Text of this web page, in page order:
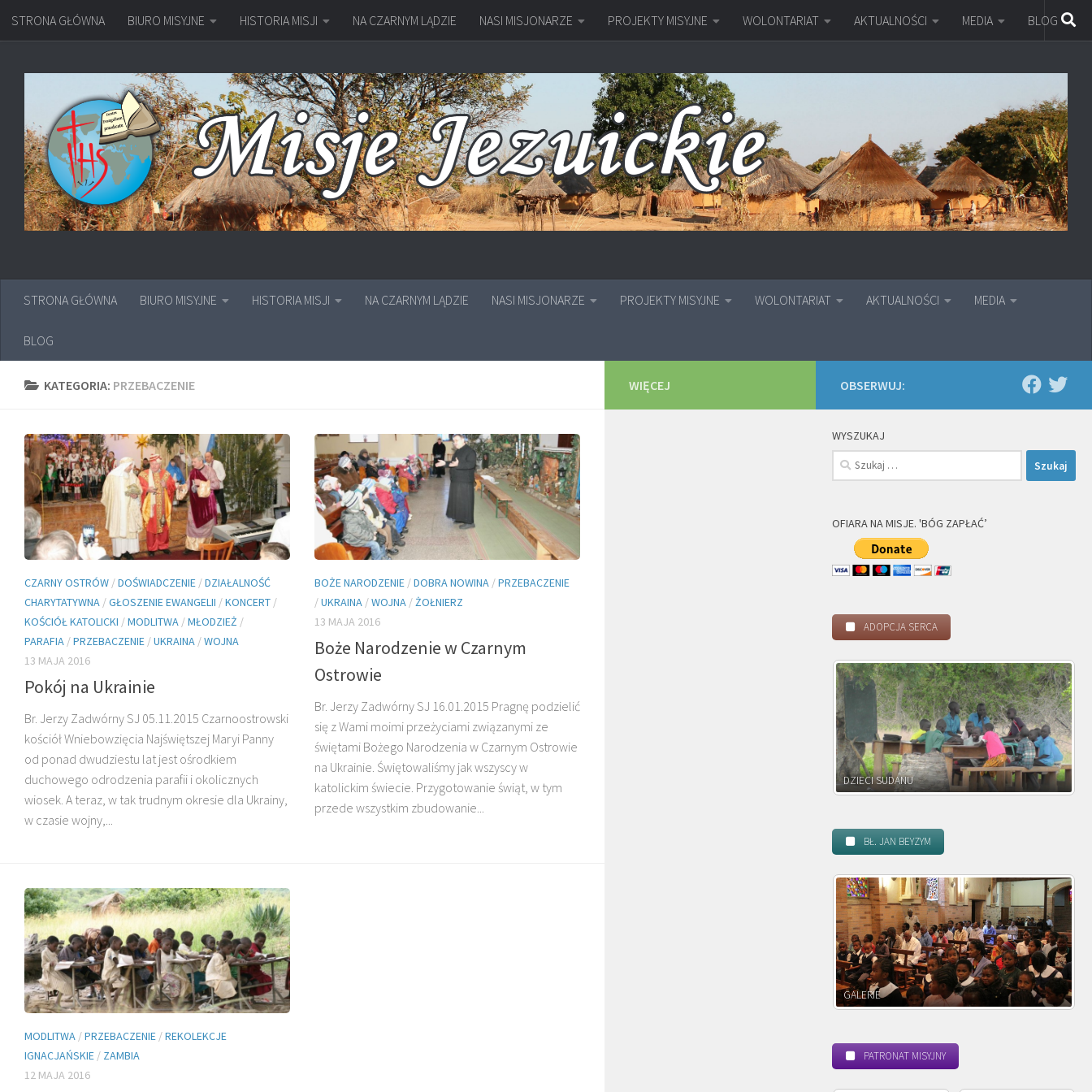
Przejdź do treści
STRONA GŁÓWNA BIURO MISYJNE HISTORIA MISJI NA CZARNYM LĄDZIE NASI MISJONARZE PROJEKTY MISYJNE WOLONTARIAT AKTUALNOŚCI MEDIA BLOG
STRONA GŁÓWNA BIURO MISYJNE HISTORIA MISJI NA CZARNYM LĄDZIE NASI MISJONARZE PROJEKTY MISYJNE WOLONTARIAT AKTUALNOŚCI MEDIA
BLOG
KATEGORIA: PRZEBACZENIE
CZARNY OSTRÓW /DOŚWIADCZENIE /DZIAŁALNOŚĆ
CHARYTATYWNA /GŁOSZENIE EWANGELII /KONCERT /
KOŚCIÓŁ KATOLICKI /MODLITWA /MŁODZIEŻ /
PARAFIA /PRZEBACZENIE /UKRAINA /WOJNA
13 MAJA 2016
Pokój na Ukrainie
Br. Jerzy Zadwórny SJ 05.11.2015 Czarnoostrowski
kościół Wniebowzięcia Najświętszej Maryi Panny
od ponad dwudziestu lat jest ośrodkiem
duchowego odrodzenia parafii i okolicznych
wiosek. A teraz, w tak trudnym okresie dla Ukrainy,
w czasie wojny,...
BOŻE NARODZENIE /DOBRA NOWINA /PRZEBACZENIE
/UKRAINA /WOJNA / ŻOŁNIERZ
13 MAJA 2016
Boże Narodzenie w Czarnym
Ostrowie
Br. Jerzy Zadwórny SJ 16.01.2015 Pragnę podzielić
się z Wami moimi przeżyciami związanymi ze
świętami Bożego Narodzenia w Czarnym Ostrowie
na Ukrainie. Świętowaliśmy jak wszyscy w
katolickim świecie. Przygotowanie świąt, w tym
przede wszystkim zbudowanie...
MODLITWA /PRZEBACZENIE /REKOLEKCJE
IGNACJAŃSKIE / ZAMBIA
12 MAJA 2016
OBSERWUJ:
WYSZUKAJ
Szukaj:
OFIARA NA MISJE. 'BÓG ZAPŁAĆ’
ADOPCJA SERCA
DZIECI MADAGASKARU DZIECI MALAWI DZIECI ZAMBII
BŁ. JAN BEYZYM
BŁ. JAN BEYZYM POWOŁANIE MISYJNE
PATRONAT MISYJNY
WIĘCEJ